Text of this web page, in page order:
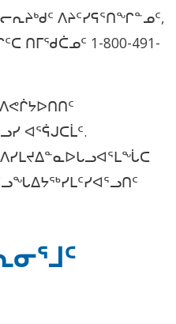
ᐱᔨᑦᓯᕋᕐᑎᖏᓐᓄᑦ,
ᑎᒥᖁᑖᓄᑦ 1-800-491-
ᐊᕐᕌᒍᑕᒫᑦ.